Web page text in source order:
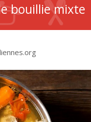
bouillie mixte